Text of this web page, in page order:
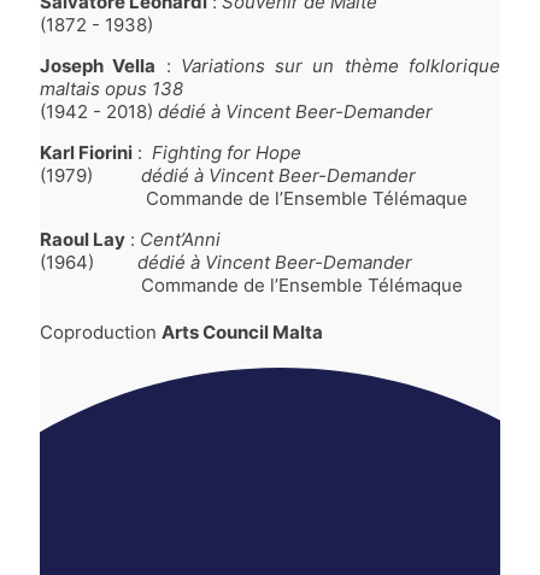
(1872 - 1938)
Joseph Vella : Variations sur un thème folklorique
maltais opus 138
(1942 - 2018) dédié à Vincent Beer-Demander
Karl Fiorini : Fighting for Hope
(1979) dédié à Vincent Beer-Demander
Commande de l’Ensemble Télémaque
Raoul Lay : Cent’Anni
(1964) dédié à Vincent Beer-Demander
Commande de l’Ensemble Télémaque
Coproduction Arts Council Malta